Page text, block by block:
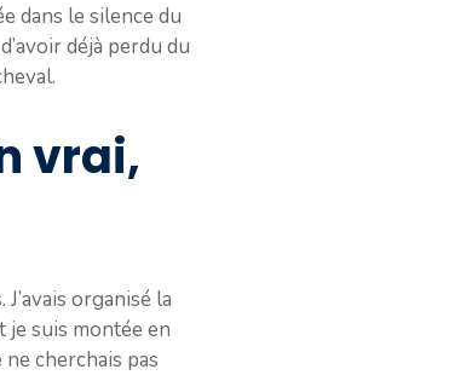
dans le silence du
déjà perdu du
vrai,
organisé la
je suis montée en
cherchais pas